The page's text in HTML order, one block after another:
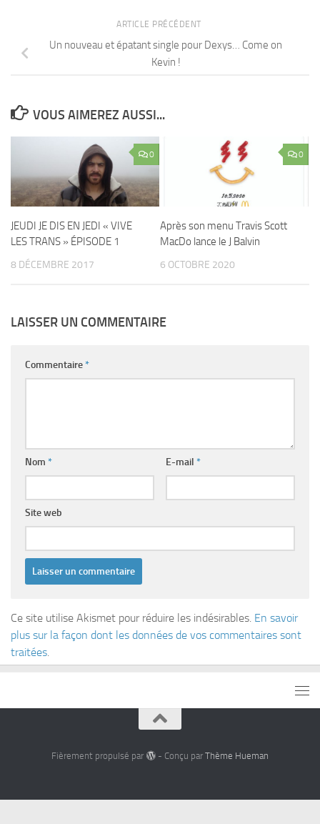
ARTICLE PRÉCÉDENT
Un nouveau et épatant single pour Dexys… Come on
Kevin !
VOUS AIMEREZ AUSSI...
0
JEUDI JE DIS EN JEDI « VIVE
LES TRANS » ÉPISODE 1
8 DÉCEMBRE 2017
0
Après son menu Travis Scott
MacDo lance le J Balvin
6 OCTOBRE 2020
LAISSER UN COMMENTAIRE
Commentaire*
Nom * E-mail *
Site web
Ce site utilise Akismet pour réduire les indésirables. En savoir
plus sur la façon dont les données de vos commentaires sont
traitées.
Fièrement propulsé par - Conçu par Thème Hueman